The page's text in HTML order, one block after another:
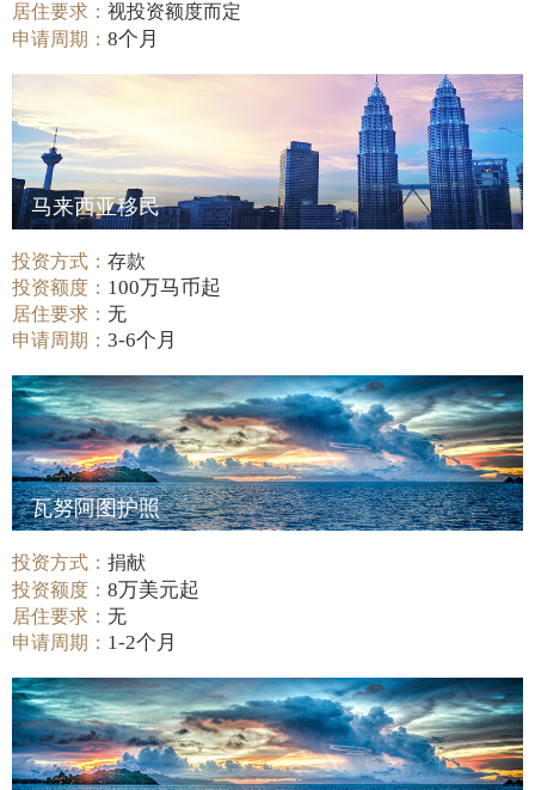
居住要求：视投资额度而定
申请周期：8个月
马来西亚移民
投资方式：存款
投资额度： 100万马币起
居住要求：无
申请周期：3-6个月
瓦努阿图护照
投资方式：捐献
投资额度：8万美元起
居住要求：无
申请周期： 1-2个月